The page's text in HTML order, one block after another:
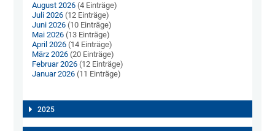
August 2026 (4 Einträge)
Juli 2026 (12 Einträge)
Juni 2026 (10 Einträge)
Mai 2026 (13 Einträge)
April 2026 (14 Einträge)
März 2026 (20 Einträge)
Februar 2026 (12 Einträge)
Januar 2026 (11 Einträge)
2025